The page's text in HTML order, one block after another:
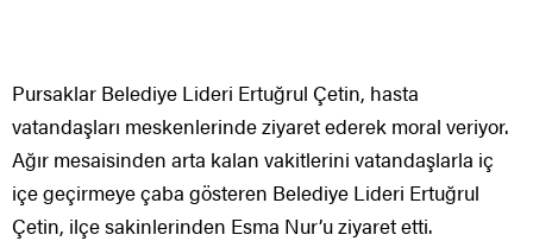
Pursaklar Belediye Lideri Ertuğrul Çetin, hasta
vatandaşları meskenlerinde ziyaret ederek moral veriyor.
Ağır mesaisinden arta kalan vakitlerini vatandaşlarla iç
içe geçirmeye çaba gösteren Belediye Lideri Ertuğrul
Çetin, ilçe sakinlerinden Esma Nur’u ziyaret etti.